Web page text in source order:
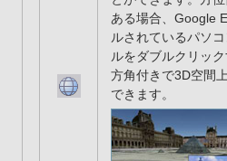
ある場合、Google
ルされているパソ
ルをダブルクリッ
方角付きで3D空間
できます。